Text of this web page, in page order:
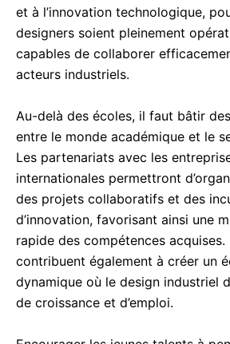
et à l’innovation technologique,
designers soient pleinement
capables de collaborer
acteurs industriels.
Au-delà des écoles, il faut bâtir
entre le monde académique et le
Les partenariats avec les
internationales permettront
des projets collaboratifs et des
d’innovation, favorisant ainsi une
rapide des compétences acquises.
contribuent également à créer un
dynamique où le design industriel
de croissance et d’emploi.